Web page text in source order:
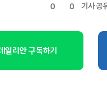
0 0 기사 공
일리안 구독하기